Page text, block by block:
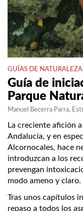
GUÍAS DE NATURALEZA
Guía de
Parque
Manuel Becerra Parra
La creciente afición
Andalucía, y en
Alcornocales, hace
introduzcan a los
prevengan
modo ameno y claro.
Tras unos capítulos
repaso a todos los